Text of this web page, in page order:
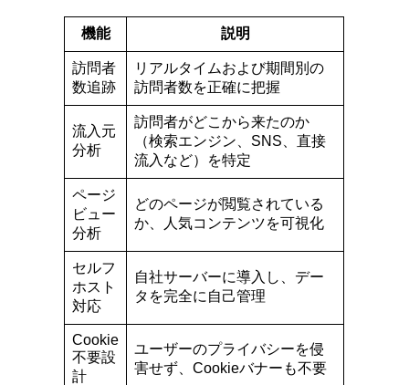
機能 説明
訪問者
数追跡
リアルタイムおよび期間別の
訪問者数を正確に把握
流入元
分析
訪問者がどこから来たのか
（検索エンジン、SNS、直接
流入など）を特定
ページ
ビュー
分析
どのページが閲覧されている
か、人気コンテンツを可視化
セルフ
ホスト
対応
自社サーバーに導入し、デー
タを完全に自己管理
Cookie
不要設
計
ユーザーのプライバシーを侵
害せず、Cookieバナーも不要